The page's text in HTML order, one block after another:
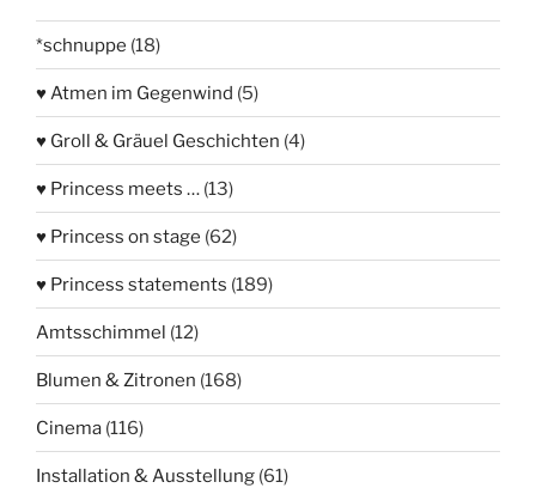
*schnuppe (18)
♥ Atmen im Gegenwind (5)
♥ Groll & Gräuel Geschichten (4)
♥ Princess meets … (13)
♥ Princess on stage (62)
♥ Princess statements (189)
Amtsschimmel (12)
Blumen & Zitronen (168)
Cinema (116)
Installation & Ausstellung (61)